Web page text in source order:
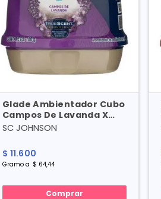
Glade Ambientador Cubo
Campos De Lavanda X
180 Gr
SC JOHNSON
$ 11.600
Gramoa $ 64,44
Comprar